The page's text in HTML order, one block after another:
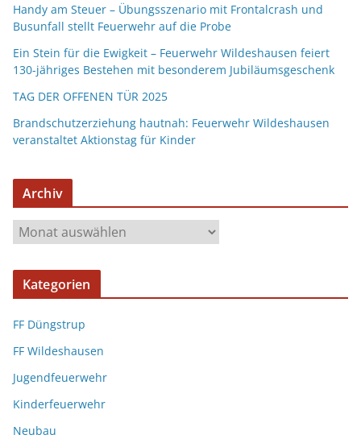
Handy am Steuer – Übungsszenario mit Frontalcrash und
Busunfall stellt Feuerwehr auf die Probe
Ein Stein für die Ewigkeit – Feuerwehr Wildeshausen feiert
130-jähriges Bestehen mit besonderem Jubiläumsgeschenk
TAG DER OFFENEN TÜR 2025
Brandschutzerziehung hautnah: Feuerwehr Wildeshausen
veranstaltet Aktionstag für Kinder
Archiv
Kategorien
FF Düngstrup
FF Wildeshausen
Jugendfeuerwehr
Kinderfeuerwehr
Neubau